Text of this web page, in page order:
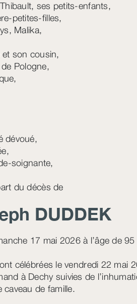
ses petits-enfants,
petites-filles,
Malika,
son cousin,
Pologne,
dévoué,
soignante,
du décès de
DUDDEK
17 mai 2026 à l’âge de
célébrées le vendredi 22 mai
à Dechy suivies de
caveau de famille.